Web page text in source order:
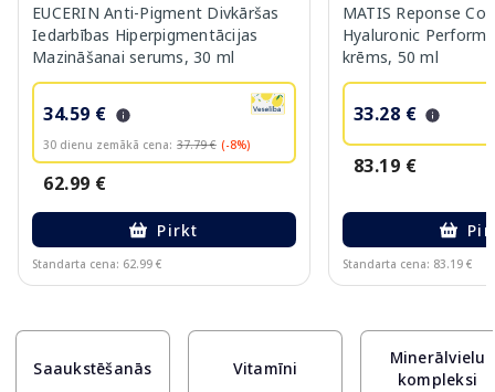
EUCERIN Anti-Pigment Divkāršas
Iedarbības Hiperpigmentācijas
Mazināšanai serums, 30 ml
34.59 €
30 dienu zemākā cena: 37.79 € (-8%)
62.99 €
Pirkt
Standarta cena: 62.99 €
MATIS Reponse
Hyaluronic
krēms, 50 ml
33.28 €
83.19 €
Standarta cena: 83.19 €
Saaukstēšanās Vitamīni
Minerālvielu
kompleksi